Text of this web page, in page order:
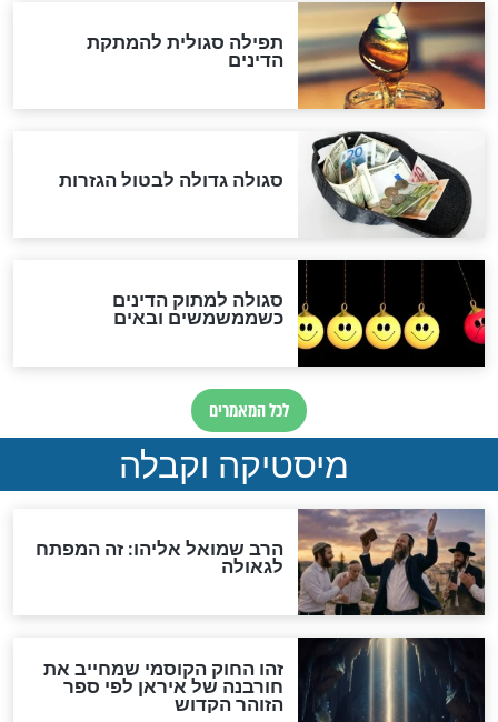
"מודה לקב"ה על כל השנים"
לכל המאמרים
אחרית הימים
האם אפשר לחשב את הקץ?
מה יהיה בימות המשיח?
"לפני הגאולה תהיה אפיקורסות
והכחשה גדולה מאוד של
האמונה"